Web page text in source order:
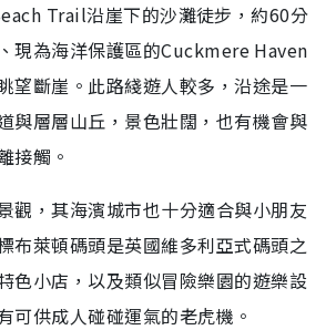
Trail沿崖下的沙灘徒步，約60分
現為海洋保護區的Cuckmere Haven
望斷崖。此路綫遊人較多，沿途是一
與層層山丘，景色壯闊，也有機會與
接觸。
觀，其海濱城市也十分適合與小朋友
布萊頓碼頭是英國維多利亞式碼頭之
色小店，以及類似冒險樂園的遊樂設
可供成人碰碰運氣的老虎機。